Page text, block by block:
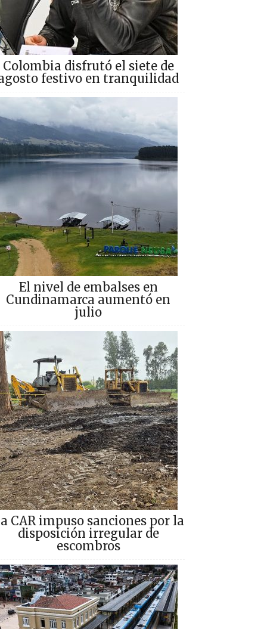
Colombia disfrutó el siete de
festivo en tranquilidad
El nivel de embalses en
Cundinamarca aumentó en
julio
CAR impuso sanciones por la
disposición irregular de
escombros